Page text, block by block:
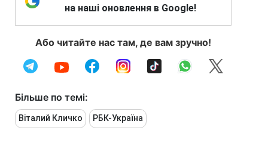
на наші оновлення в Google!
Або читайте нас там, де вам зручно!
Більше по темі:
Віталий Кличко РБК-Україна